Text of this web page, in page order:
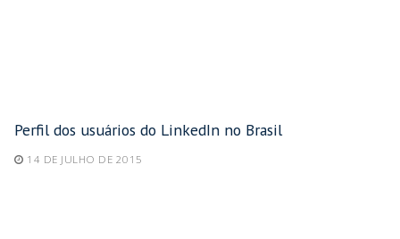
Perfil dos usuários do LinkedIn no Brasil
14 DE JULHO DE 2015